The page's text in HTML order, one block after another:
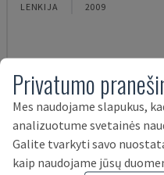
LENKIJA 2009
Privatumo
Mes naudojame slapukus,
analizuotume svetainės
Galite tvarkyti savo
kaip naudojame jūsų